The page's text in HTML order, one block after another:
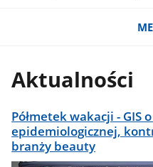
Aktualności
Półmetek wakacji - GIS
epidemiologicznej,
branży beauty